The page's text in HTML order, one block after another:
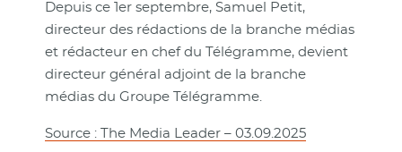
Depuis ce 1er septembre, Samuel Petit,
directeur des rédactions de la branche médias
et rédacteur en chef du Télégramme, devient
directeur général adjoint de la branche
médias du Groupe Télégramme.
Source : The Media Leader – 03.09.2025